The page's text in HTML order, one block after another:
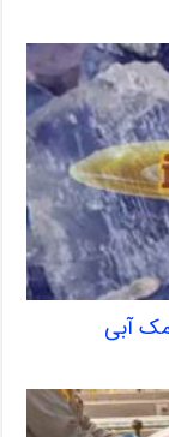
آبی